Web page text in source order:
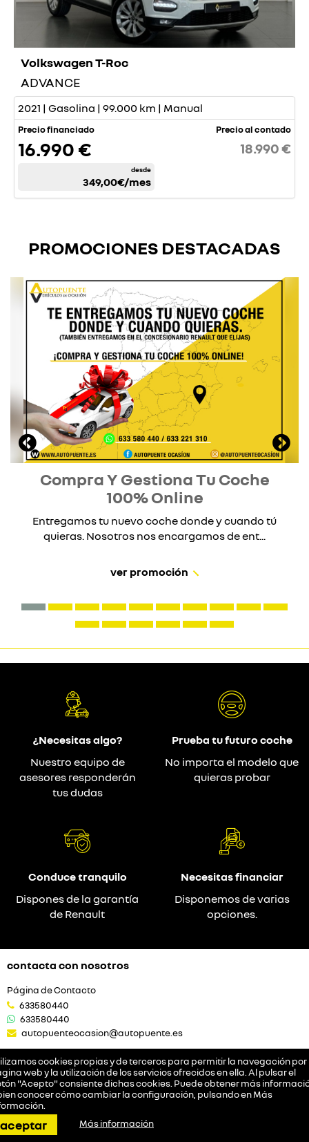
Volkswagen T-Roc
ADVANCE
2021 | Gasolina | 99.000 km | Manual
Precio financiado
16.990 €
desde
349,00€/mes
Precio al contado
18.990 €
PROMOCIONES DESTACADAS
Compra Y Gestiona Tu Coche
100% Online
Entregamos tu nuevo coche donde y cuando tú
quieras. Nosotros nos encargamos de ent...
ver promoción
cookies propias y de terceros para permitir la navegación por
web y la utilización de los servicios ofrecidos en ella. Al pulsar el
"Acepto" consiente dichas cookies. Puede obtener más
conocer cómo cambiar la configuración, pulsando enMás
aceptar Más información
llamar pedir cita dirección
¿Necesitas algo?
Nuestro equipo de
asesores responderán
tus dudas
Prueba tu futuro coche
No importa el modelo que
quieras probar
Conduce tranquilo
Dispones de la garantía
de Renault
Necesitas financiar
Disponemos de varias
opciones.
contacta con nosotros
Página de Contacto
633580440
633580440
autopuenteocasion@autopuente.es
vehículos
Renault
Dacia
Eléctricos
Seminuevos